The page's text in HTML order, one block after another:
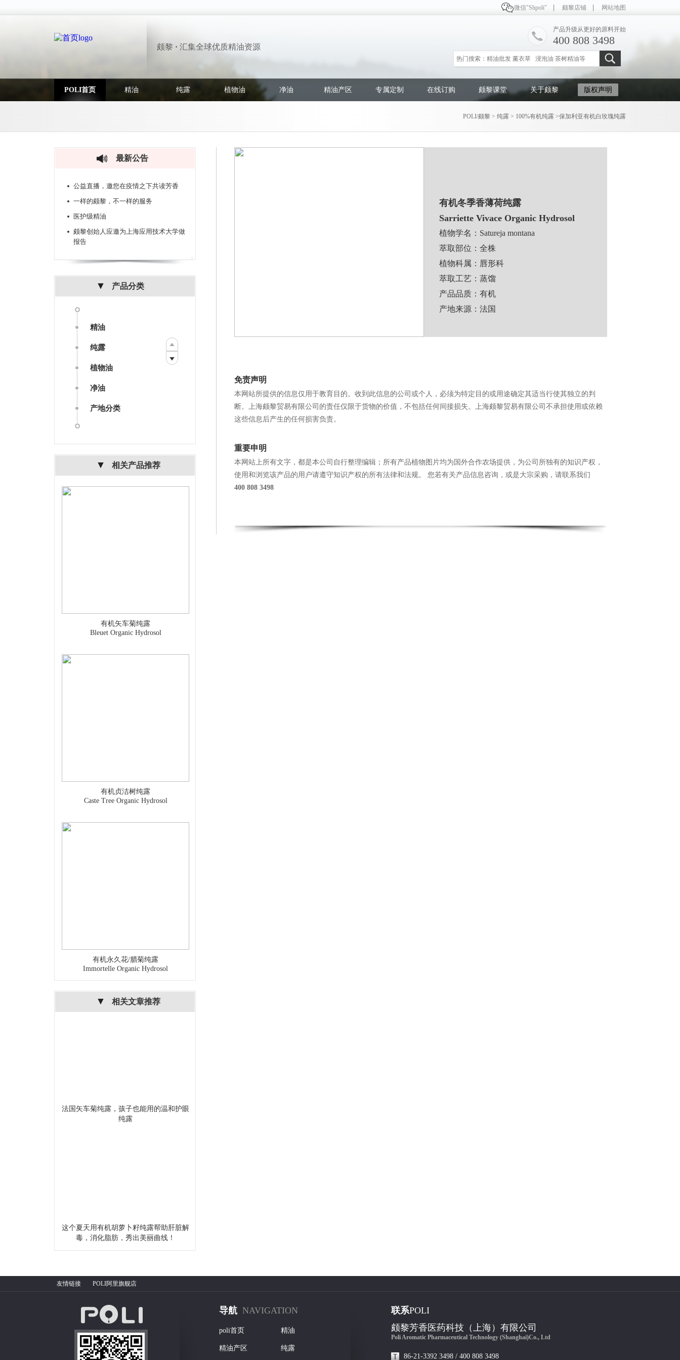
微信"Shpoli" 颇黎店铺 网站地图
颇黎 · 汇集全球优质精油资源
产品升级从更好的原料开始
400 808 3498
POLI首页 精油 纯露 植物油 净油 精油产区 专属定制 在线订购 颇黎课堂 关于颇黎 版权声明
POLI/颇黎 > 纯露 > 100%有机纯露 >保加利亚有机白玫瑰纯露
最新公告
公益直播，邀您在疫情之下共读芳香
一样的颇黎，不一样的服务
医护级精油
颇黎创始人应邀为上海应用技术大学做
报告
产品分类
精油
纯露
植物油
净油
产地分类
相关产品推荐
有机矢车菊纯露
Bleuet Organic Hydrosol
有机贞洁树纯露
Caste Tree Organic Hydrosol
有机永久花/腊菊纯露
Immortelle Organic Hydrosol
相关文章推荐
法国矢车菊纯露，孩子也能用的温和护眼
纯露
这个夏天用有机胡萝卜籽纯露帮助肝脏解
毒，消化脂肪，秀出美丽曲线！
有机冬季香薄荷纯露
Sarriette Vivace Organic Hydrosol
植物学名：Satureja montana
萃取部位：全株
植物科属：唇形科
萃取工艺：蒸馏
产品品质：有机
产地来源：法国
免责声明
本网站所提供的信息仅用于教育目的。收到此信息的公司或个人，必须为特定目的或用途确定其适当行使其独立的判
断。上海颇黎贸易有限公司的责任仅限于货物的价值，不包括任何间接损失。上海颇黎贸易有限公司不承担使用或依赖
这些信息后产生的任何损害负责。
重要申明
本网站上所有文字，都是本公司自行整理编辑；所有产品植物图片均为国外合作农场提供，为公司所独有的知识产权，
使用和浏览该产品的用户请遵守知识产权的所有法律和法规。 您若有关产品信息咨询，或是大宗采购，请联系我们
400 808 3498
友情链接 POLI阿里旗舰店
导航 NAVIGATION
poli首页
精油产区
精油
纯露
联系POLI
颇黎芳香医药科技（上海）有限公司
Poli Aromatic Pharmaceutical Technology (Shanghai)Co., Ltd
86-21-3392 3498 / 400 808 3498